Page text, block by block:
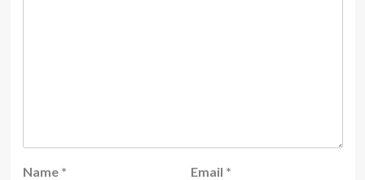
Name * Email *